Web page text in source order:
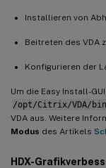
Installieren von
Beitreten des VDA
Konfigurieren der
Um die Easy Install-
/opt/Citrix/VDA/
VDA aus. Weitere
Modus des Artikels
HDX-